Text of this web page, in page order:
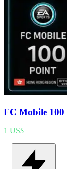
FC Mobile
1 US$